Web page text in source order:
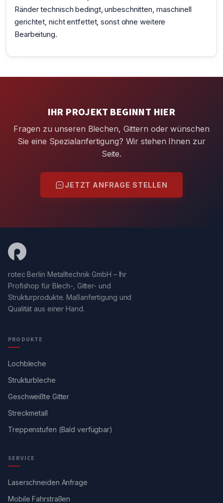
Ränder technisch bedingt, unbeschnitten, maschinell
gerichtet, nicht entfettet, sonst ohne weitere
Bearbeitung.
IHR PROJEKT BEGINNT HIER
Fragen zu unseren Blechen, Gittern oder wünschen
Sie eine Spezialanfertigung? Wir stehen Ihnen zur
Seite.
JETZT ANFRAGE STELLEN
rotec Berlin Metalltechnik GmbH – Ihr
Profishop für Blech-, Gitter- und
Strukturprodukte. Maßanfertigung und
Qualität aus einer Hand.
PRODUKTE
Lochbleche
Strukturbleche
Geschweißte Gitter
Streckmetall
Treppenstufen (Bald verfügbar)
SERVICE
Laserschneiden Anfrage
Mobile Fahrstraßen